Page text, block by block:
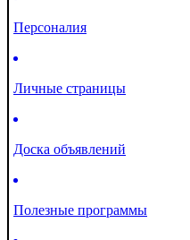
Персоналия
Личные страницы
Доска объявлений
Полезные программы